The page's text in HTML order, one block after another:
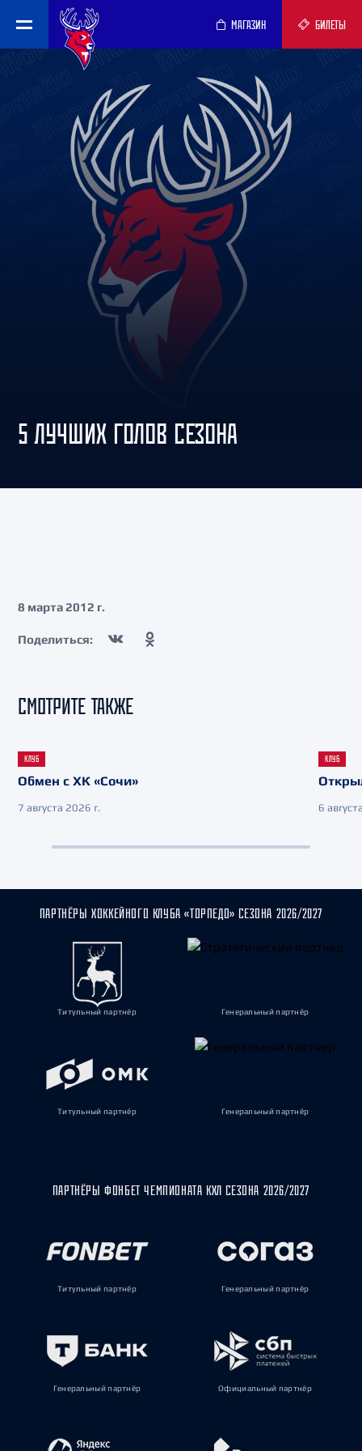
МАГАЗИН БИЛЕТЫ
5 ЛУЧШИХ ГОЛОВ СЕЗОНА
8 марта 2012 г.
Поделиться:
СМОТРИТЕ ТАКЖЕ
КЛУБ
Обмен с ХК «Сочи»
7 августа 2026 г.
КЛУБ
6
ПАРТНЁРЫ ХОККЕЙНОГО КЛУБА «ТОРПЕДО» СЕЗОНА 2026/2027
Титульный партнёр Генеральный партнёр
Титульный партнёр Генеральный партнёр
ПАРТНЁРЫ ФОНБЕТ ЧЕМПИОНАТА КХЛ СЕЗОНА 2026/2027
Титульный партнёр Генеральный партнёр
Генеральный партнёр Официальный партнёр